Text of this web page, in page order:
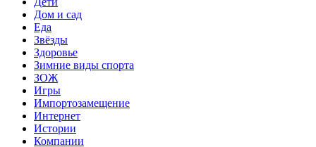
Дом и сад
Еда
Звёзды
Здоровье
Зимние виды спорта
ЗОЖ
Игры
Импортозамещение
Интернет
Истории
Компании